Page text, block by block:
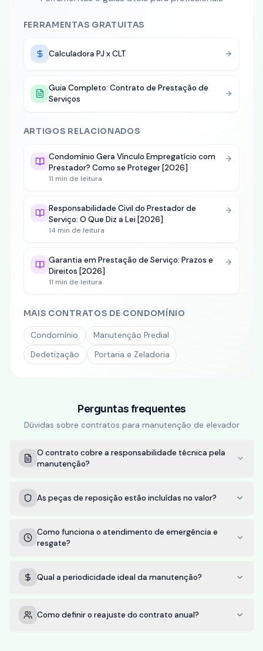
FERRAMENTAS GRATUITAS
Calculadora PJ x CLT
Guia Completo: Contrato de Prestação de
Serviços
ARTIGOS RELACIONADOS
Condomínio Gera Vínculo Empregatício com
Prestador? Como se Proteger [2026]
11 min de leitura
Responsabilidade Civil do Prestador de
Serviço: O Que Diz a Lei [2026]
14 min de leitura
Garantia em Prestação de Serviço: Prazos e
Direitos [2026]
11 min de leitura
MAIS CONTRATOS DE CONDOMÍNIO
Condomínio
Manutenção Predial
Dedetização
Portaria e Zeladoria
Perguntas frequentes
Dúvidas sobre contratos para manutenção de elevador
O contrato cobre a responsabilidade técnica pela
manutenção?
As peças de reposição estão incluídas no valor?
Como funciona o atendimento de emergência e
resgate?
Qual a periodicidade ideal da manutenção?
Como definir o reajuste do contrato anual?